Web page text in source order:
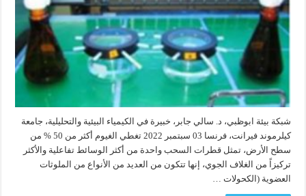
شبكة بيئة ابوظبي، د. سالي جابر، خبيرة في الكيمياء البيئية والتحليلية، جامعة
كيلرموند فيرانت، فرنسا 03 سبتمبر 2022 تغطي الغيوم أكثر من 50 % من
سطح الأرض، تمثل قطرات السحب واحدة من أكثر الوسائط تفاعلية والأكثر
تركيزاً من الغلاف الجوي، إنها تتكون من العديد من الأنواع من الملوثات
العضوية (الكحولات …